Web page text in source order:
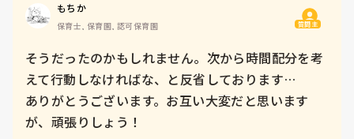
もちか
保育士, 保育園, 認可保育園 質問主
そうだったのかもしれません。次から時間配分を考
えて行動しなければな、と反省しております…
ありがとうございます。お互い大変だと思います
が、頑張りしょう！